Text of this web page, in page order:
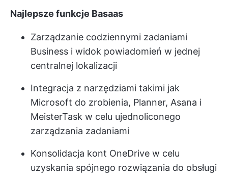
Najlepsze funkcje Basaas
Zarządzanie codziennymi zadaniami
Business i widok powiadomień w jednej
centralnej lokalizacji
Integracja z narzędziami takimi jak
Microsoft do zrobienia, Planner, Asana i
MeisterTask w celu ujednoliconego
zarządzania zadaniami
Konsolidacja kont OneDrive w celu
uzyskania spójnego rozwiązania do obsługi